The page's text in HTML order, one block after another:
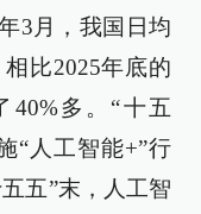
3月，我国日均
比2025年底的
40%多。“十五
“人工智能+”行
五”末，人工智